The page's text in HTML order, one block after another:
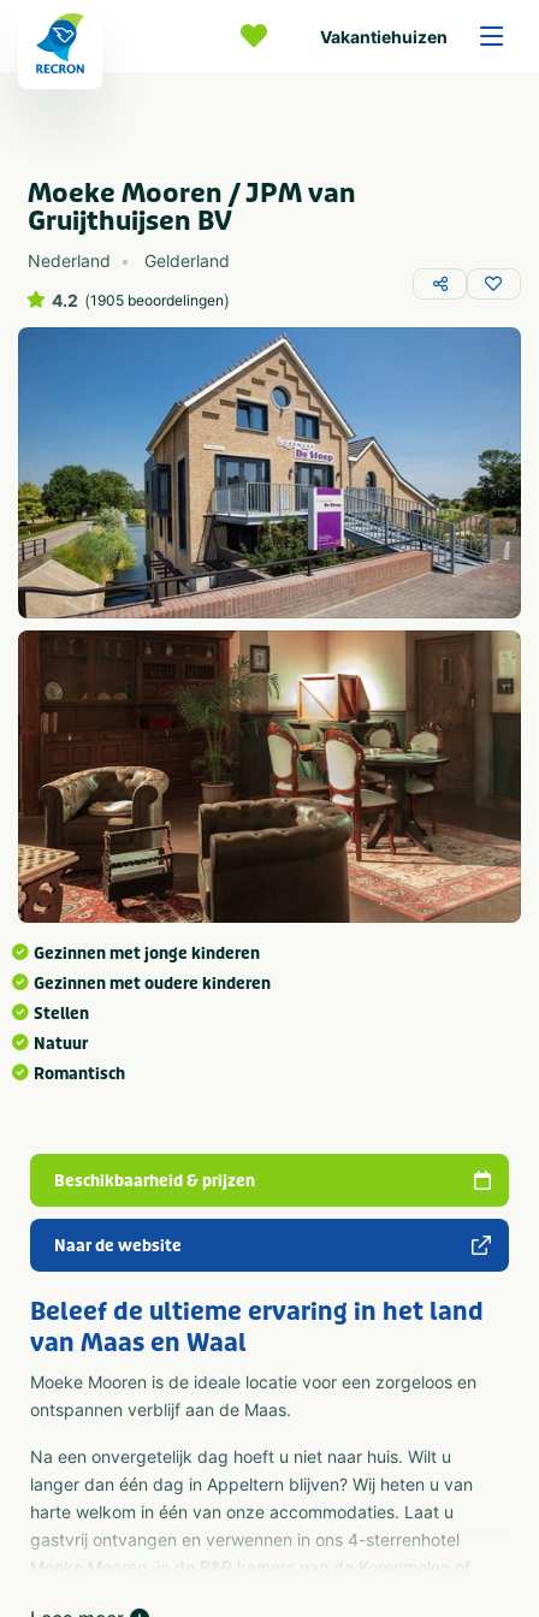
Vakantiehuizen
Moeke Mooren / JPM van
Gruijthuijsen BV
Nederland
Gelderland
4.2 (1905 beoordelingen)
Gezinnen met jonge kinderen
Gezinnen met oudere kinderen
Stellen
Natuur
Romantisch
Beschikbaarheid & prijzen
Naar de website
Beleef de ultieme ervaring in het land
van Maas en Waal
Moeke Mooren is de ideale locatie voor een zorgeloos en
ontspannen verblijf aan de Maas.
Na een onvergetelijk dag hoeft u niet naar huis. Wilt u
langer dan één dag in Appeltern blijven? Wij heten u van
harte welkom in één van onze accommodaties. Laat u
gastvrij ontvangen en verwennen in ons 4-sterrenhotel
Moeke Mooren, in de B&B kamers van de Korenmolen of